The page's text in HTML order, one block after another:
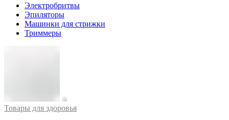
Электробритвы
Эпиляторы
Машинки для стрижки
Триммеры
Товары для здоровья